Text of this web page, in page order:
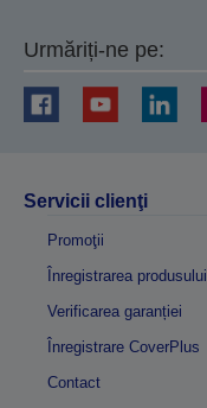
Urmăriți-ne pe:
Servicii clienţi
Promoţii
Înregistrarea produsului
Verificarea garanției
Înregistrare CoverPlus
Contact